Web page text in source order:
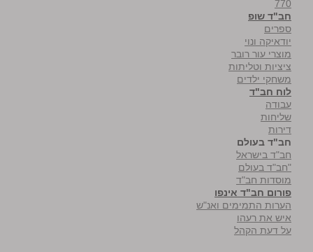
770
חב"ד שופ
ספרים
יודאיקה ונוי
מוצרי עור רובר
ציציות וטליתות
משחקי ילדים
לוח חב"ד
עבודה
שליחות
דירות
חב"ד בעולם
חב"ד בישראל
"חב"ד בעולם
מוסדות חב"ד
פורום חב"ד אינפו
הערות התמימים ואנ"ש
איש את רעהו
על דעת הקהל